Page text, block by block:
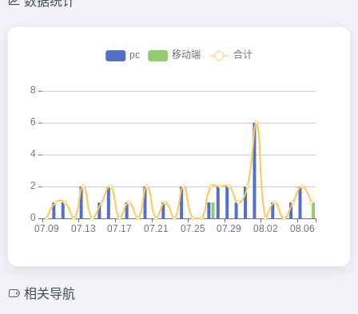
相关导航